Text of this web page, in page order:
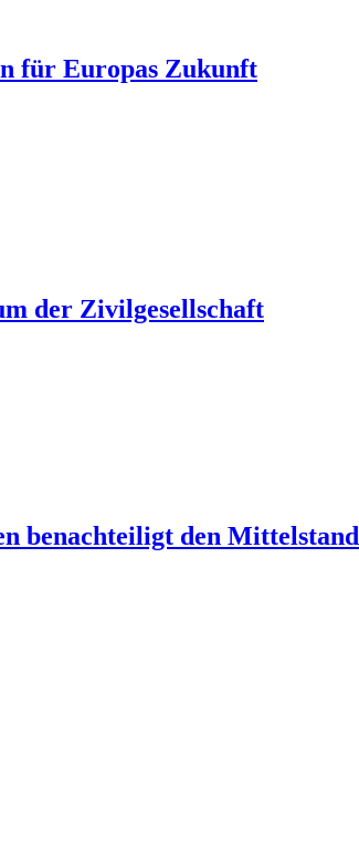
für Europas Zukunft
der Zivilgesellschaft
benachteiligt den Mittelstand